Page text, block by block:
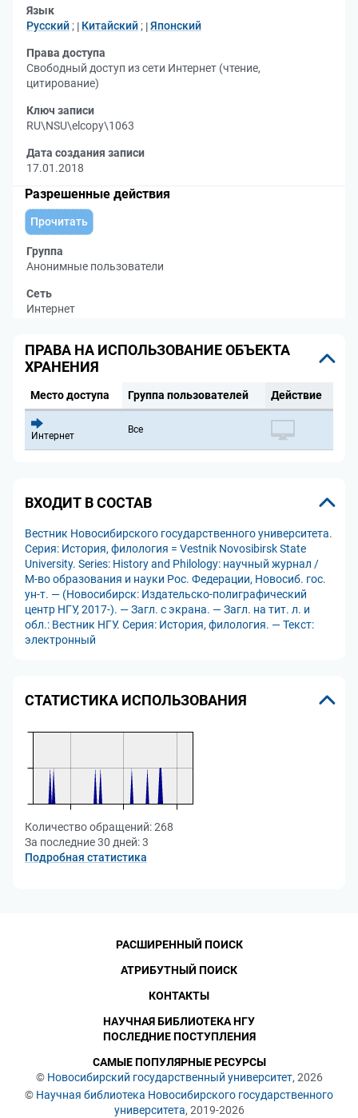
Язык
Русский ; Китайский ; Японский
Права доступа
Свободный доступ из сети Интернет (чтение,
цитирование)
Ключ записи
RU\NSU\elcopy\1063
Дата создания записи
17.01.2018
Разрешенные действия
Прочитать
Группа
Анонимные пользователи
Сеть
Интернет
ПРАВА НА ИСПОЛЬЗОВАНИЕ ОБЪЕКТА
ХРАНЕНИЯ
Место доступа Группа пользователей Действие
Интернет
Все
ВХОДИТ В СОСТАВ
Вестник Новосибирского государственного университета.
Серия: История, филология = Vestnik Novosibirsk State
University. Series: History and Philology: научный журнал /
М-во образования и науки Рос. Федерации, Новосиб. гос.
ун-т. — (Новосибирск: Издательско-полиграфический
центр НГУ, 2017-). — Загл. с экрана. — Загл. на тит. л. и
обл.: Вестник НГУ. Серия: История, филология. — Текст:
электронный
СТАТИСТИКА ИСПОЛЬЗОВАНИЯ
Количество обращений:268
За последние 30 дней:3
Подробная статистика
© Новосибирский государственный университет, 2026
© Научная библиотека Новосибирского государственного
университета, 2019-2026
РАСШИРЕННЫЙ ПОИСК
АТРИБУТНЫЙ ПОИСК
КОНТАКТЫ
НАУЧНАЯ БИБЛИОТЕКА НГУ
ПОСЛЕДНИЕ ПОСТУПЛЕНИЯ
САМЫЕ ПОПУЛЯРНЫЕ РЕСУРСЫ